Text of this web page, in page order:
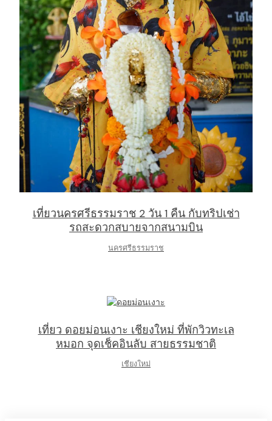
เที่ยวนครศรีธรรมราช 2 วัน 1 คืน กับทริปเช่า
รถสะดวกสบายจากสนามบิน
นครศรีธรรมราช
เที่ยว ดอยม่อนเงาะ เชียงใหม่ ที่พักวิวทะเล
หมอก จุดเช็คอินลับ สายธรรมชาติ
เชียงใหม่